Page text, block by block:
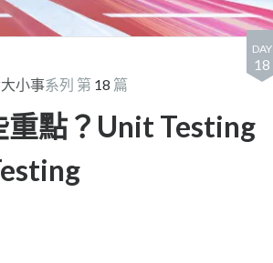
DAY
18
小事系列 第 18 篇
點？Unit Testing